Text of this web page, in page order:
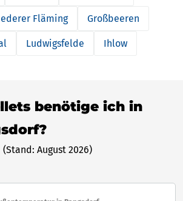
Fläming Großbeeren
Ludwigsfelde Ihlow
benötige ich in
(Stand: August 2026)